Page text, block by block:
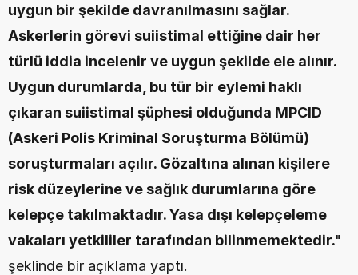
uygun bir şekilde davranılmasını sağlar.
Askerlerin görevi suiistimal ettiğine dair her
türlü iddia incelenir ve uygun şekilde ele alınır.
Uygun durumlarda, bu tür bir eylemi haklı
çıkaran suiistimal şüphesi olduğunda MPCID
(Askeri Polis Kriminal Soruşturma Bölümü)
soruşturmaları açılır. Gözaltına alınan kişilere
risk düzeylerine ve sağlık durumlarına göre
kelepçe takılmaktadır. Yasa dışı kelepçeleme
şeklinde bir açıklama yaptı.